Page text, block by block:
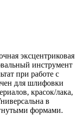
эксцентриковая
инструмент
при работе с
для шлифовки
красок/лака,
в
формами.